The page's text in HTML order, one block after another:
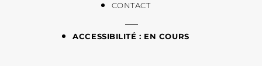
CONTACT
ACCESSIBILITÉ : EN COURS